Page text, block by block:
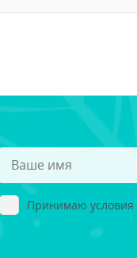
Принимаю условия